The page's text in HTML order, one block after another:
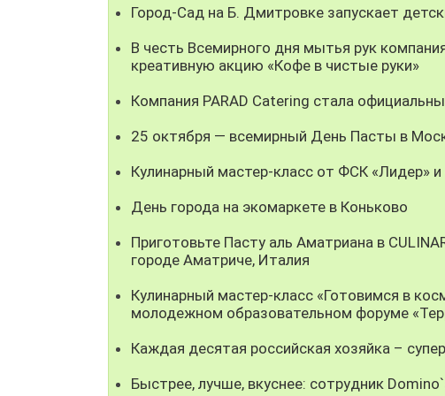
Город-Сад на Б. Дмитровке запускает
В честь Всемирного дня мытья рук
креативную акцию «Кофе в чистые руки»
Компания PARAD Catering стала
25 октября — всемирный День Пасты в
Кулинарный мастер-класс от ФСК «Лидер» и
День города на экомаркете в Коньково
Приготовьте Пасту аль Аматриана в
городе Aматриче, Италия
Кулинарный мастер-класс «Готовимся в
молодежном образовательном форуме
Каждая десятая российская хозяйка –
Быстрее, лучше, вкуснее: сотрудник